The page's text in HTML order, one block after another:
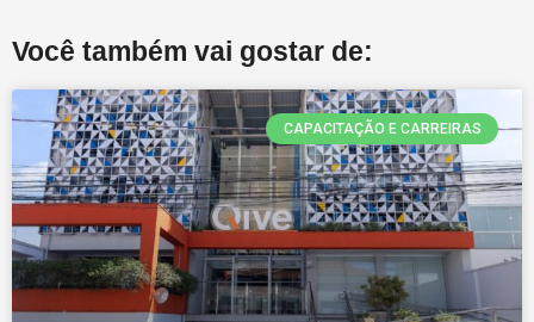
Você também vai gostar de:
CAPACITAÇÃO E CARREIRAS